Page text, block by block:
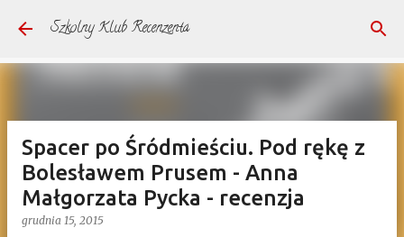
Przejdź do głównej zawartości
Szkolny Klub Recenzenta
Spacer po Śródmieściu. Pod rękę z
Bolesławem Prusem - Anna
Małgorzata Pycka - recenzja
grudnia 15, 2015